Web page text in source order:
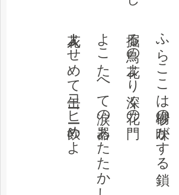
ふらここは砂場の味がする鎖
掘る鳥の花より深く花の門
よこたへて涙の器あたたかし
花人よせめて缶コーヒー飲めよ